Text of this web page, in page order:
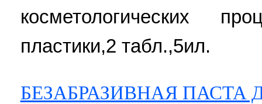
косметологических
пластики,2 табл.,5ил.
БЕЗАБРАЗИВНАЯ